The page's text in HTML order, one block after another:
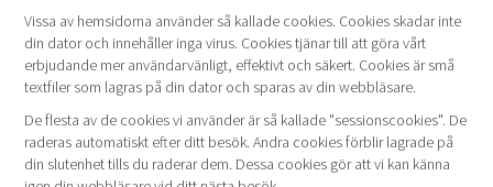
Vissa av hemsidorna använder så kallade cookies. Cookies skadar inte
din dator och innehåller inga virus. Cookies tjänar till att göra vårt
erbjudande mer användarvänligt, effektivt och säkert. Cookies är små
textfiler som lagras på din dator och sparas av din webbläsare.
De flesta av de cookies vi använder är så kallade "sessionscookies". De
raderas automatiskt efter ditt besök. Andra cookies förblir lagrade på
din slutenhet tills du raderar dem. Dessa cookies gör att vi kan känna